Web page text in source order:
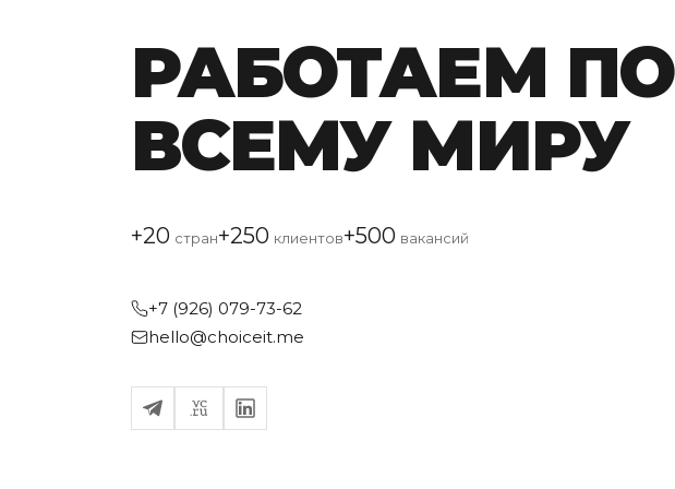
РАБОТАЕМ ПО
ВСЕМУ МИРУ
+20 стран+250 клиентов+500 вакансий
+7 (926) 079-73-62
hello@choiceit.me